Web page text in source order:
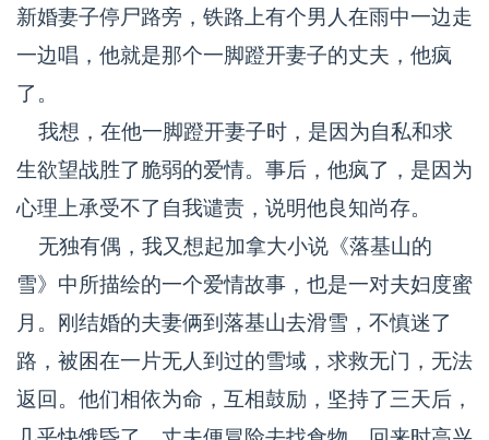
新婚妻子停尸路旁，铁路上有个男人在雨中一边走
一边唱，他就是那个一脚蹬开妻子的丈夫，他疯
了。
我想，在他一脚蹬开妻子时，是因为自私和求
生欲望战胜了脆弱的爱情。事后，他疯了，是因为
心理上承受不了自我谴责，说明他良知尚存。
无独有偶，我又想起加拿大小说《落基山的
雪》中所描绘的一个爱情故事，也是一对夫妇度蜜
月。刚结婚的夫妻俩到落基山去滑雪，不慎迷了
路，被困在一片无人到过的雪域，求救无门，无法
返回。他们相依为命，互相鼓励，坚持了三天后，